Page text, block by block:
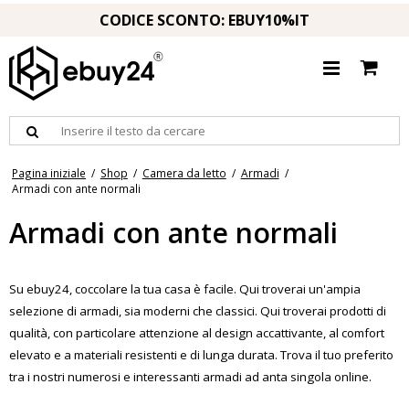
CODICE SCONTO: EBUY10%IT
Pagina iniziale / Shop / Camera da letto / Armadi /
Armadi con ante normali
Armadi con ante normali
Su ebuy24, coccolare la tua casa è facile. Qui troverai un'ampia
selezione di armadi, sia moderni che classici. Qui troverai prodotti di
qualità, con particolare attenzione al design accattivante, al comfort
elevato e a materiali resistenti e di lunga durata. Trova il tuo preferito
tra i nostri numerosi e interessanti armadi ad anta singola online.